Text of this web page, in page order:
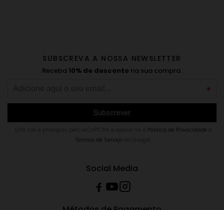
SUBSCREVA A NOSSA NEWSLETTER
Receba 10% de desconto na sua compra.
Politica de Privacidade
Termos de Serviçoda Google.
Social Media